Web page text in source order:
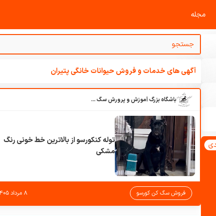
مجله‌
آگهی های خدمات و فروش حیوانات خانگی پتیران
باشگاه بزرگ آموزش و پرورش سگ کوهرج کنل
توله کنکورسو از بالاترین خط خونی رنگ
مشکی
فروش سگ کن کورسو ۸ مرداد ۱۴۰۵